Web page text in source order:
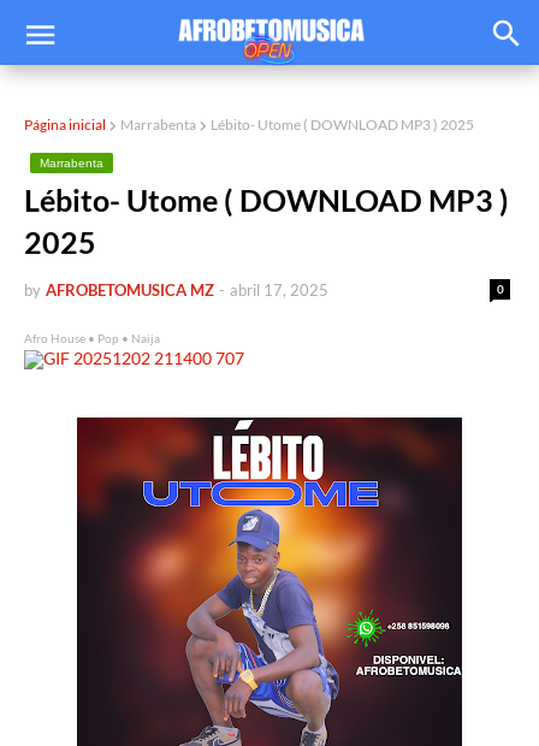
Página inicial Marrabenta Lébito- Utome ( DOWNLOAD MP3 ) 2025
Marrabenta
Lébito- Utome ( DOWNLOAD MP3 )
2025
by AFROBETOMUSICA MZ 0
- abril 17, 2025
Afro House • Pop • Naija